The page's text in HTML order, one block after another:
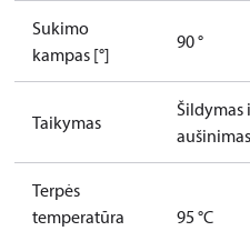
Sukimo
kampas [°]
90 °
Taikymas
Šildymas
aušinimas
Terpės
temperatūra
95 °C